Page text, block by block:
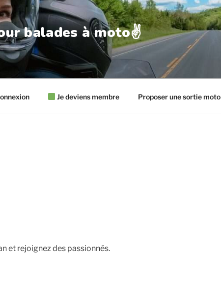
balades à moto✌️
Je deviens membre Proposer une sortie moto
et rejoignez des passionnés.